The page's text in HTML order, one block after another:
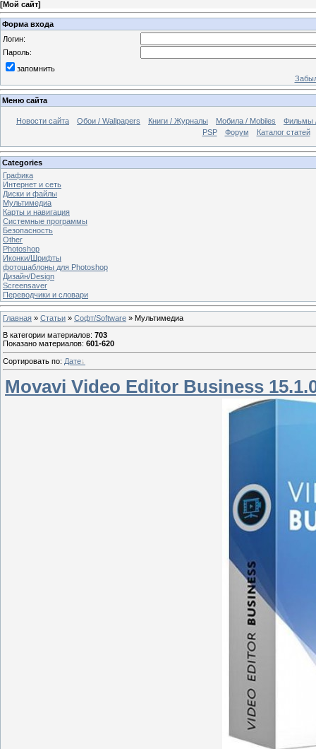
[Мой сайт]
Форма входа
Логин:
Пароль:
запомнить
Меню сайта
Новости сайта Обои / Wallpapers Книги / Журналы Мобила / Mobiles
Фильмы
PSP
Форум Каталог статей
Categories
Графика
Интернет и сеть
Диски и файлы
Мультимедиа
Карты и навигация
Системные программы
Безопасность
Other
Photoshop
Иконки/Шрифты
фотошаблоны для Photoshop
Дизайн/Design
Screensaver
Переводчики и словари
Главная » Статьи » Софт/Software » Мультимедиа
В категории материалов: 703
Показано материалов: 601-620
Сортировать по: Дате
Movavi Video Editor Business